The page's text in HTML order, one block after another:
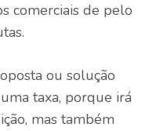
comerciais de pelo
ou solução
taxa, porque irá
mas também